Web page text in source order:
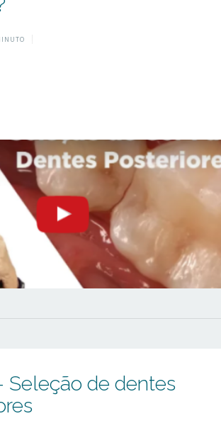
Seleção de dentes